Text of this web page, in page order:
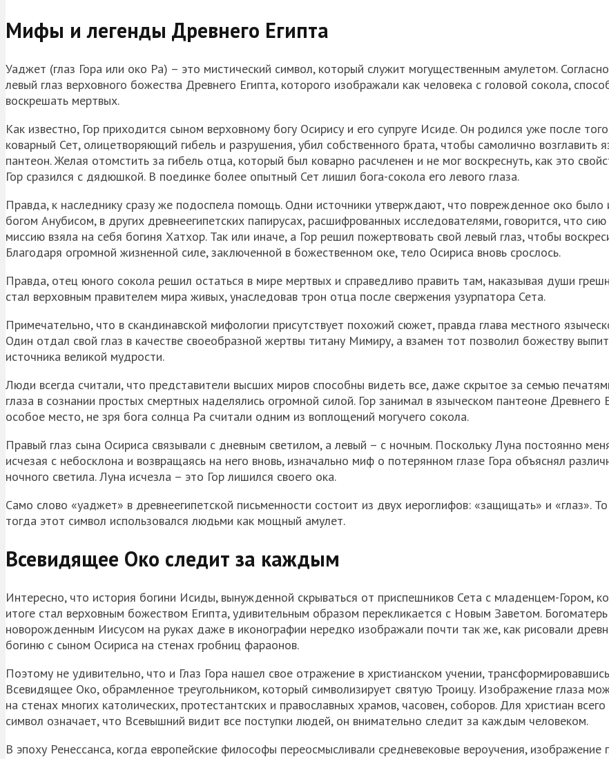
Мифы и легенды Древнего Египта
Уаджет (глаз Гора или око Ра) – это мистический символ, который служит могущественным амулетом.
левый глаз верховного божества Древнего Египта, которого изображали как человека с головой сокола,
воскрешать мертвых.
Как известно, Гор приходится сыном верховному богу Осирису и его супруге Исиде. Он родился уже после
коварный Сет, олицетворяющий гибель и разрушения, убил собственного брата, чтобы самолично возглавить
пантеон. Желая отомстить за гибель отца, который был коварно расчленен и не мог воскреснуть, как это
Гор сразился с дядюшкой. В поединке более опытный Сет лишил бога-сокола его левого глаза.
Правда, к наследнику сразу же подоспела помощь. Одни источники утверждают, что поврежденное око было
богом Анубисом, в других древнеегипетских папирусах, расшифрованных исследователями, говорится, что
миссию взяла на себя богиня Хатхор. Так или иначе, а Гор решил пожертвовать свой левый глаз, чтобы
Благодаря огромной жизненной силе, заключенной в божественном оке, тело Осириса вновь срослось.
Правда, отец юного сокола решил остаться в мире мертвых и справедливо править там, наказывая души
стал верховным правителем мира живых, унаследовав трон отца после свержения узурпатора Сета.
Примечательно, что в скандинавской мифологии присутствует похожий сюжет, правда глава местного
Один отдал свой глаз в качестве своеобразной жертвы титану Мимиру, а взамен тот позволил божеству
источника великой мудрости.
Люди всегда считали, что представители высших миров способны видеть все, даже скрытое за семью
глаза в сознании простых смертных наделялись огромной силой. Гор занимал в языческом пантеоне Древнего
особое место, не зря бога солнца Ра считали одним из воплощений могучего сокола.
Правый глаз сына Осириса связывали с дневным светилом, а левый – с ночным. Поскольку Луна постоянно
исчезая с небосклона и возвращаясь на него вновь, изначально миф о потерянном глазе Гора объяснял
ночного светила. Луна исчезла – это Гор лишился своего ока.
Само слово «уаджет» в древнеегипетской письменности состоит из двух иероглифов: «защищать» и «глаз».
тогда этот символ использовался людьми как мощный амулет.
Всевидящее Око следит за каждым
Интересно, что история богини Исиды, вынужденной скрываться от приспешников Сета с младенцем-Гором,
итоге стал верховным божеством Египта, удивительным образом перекликается с Новым Заветом.
новорожденным Иисусом на руках даже в иконографии нередко изображали почти так же, как рисовали
богиню с сыном Осириса на стенах гробниц фараонов.
Поэтому не удивительно, что и Глаз Гора нашел свое отражение в христианском учении,
Всевидящее Око, обрамленное треугольником, который символизирует святую Троицу. Изображение глаза
на стенах многих католических, протестантских и православных храмов, часовен, соборов. Для христиан
символ означает, что Всевышний видит все поступки людей, он внимательно следит за каждым человеком.
В эпоху Ренессанса, когда европейские философы переосмысливали средневековые вероучения, изображение